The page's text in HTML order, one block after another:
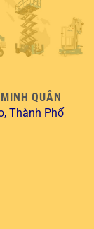
QUÂN
Thành Phố